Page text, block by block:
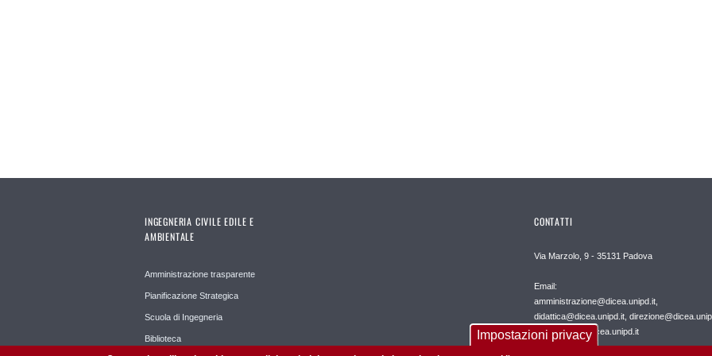
INGEGNERIA CIVILE EDILE E
AMBIENTALE
Amministrazione trasparente
Pianificazione Strategica
Scuola di Ingegneria
Biblioteca
CONTATTI
Via Marzolo, 9 - 35131 Padova
Email:
amministrazione@dicea.unipd.it,
didattica@dicea.unipd.it,
international@dicea.unipd.it
Impostazioni privacy